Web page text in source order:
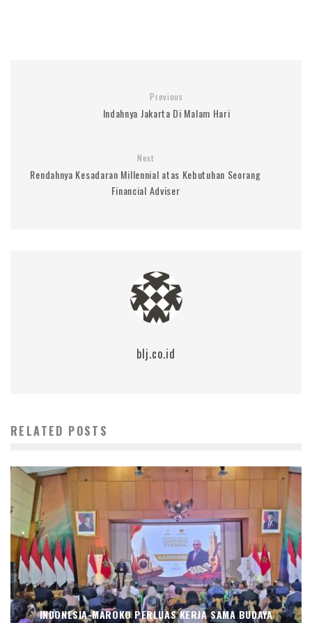
Previous
Indahnya Jakarta Di Malam Hari
Next
Rendahnya Kesadaran Millennial atas Kebutuhan Seorang
Financial Adviser
blj.co.id
RELATED POSTS
INDONESIA-MAROKO PERLUAS KERJA SAMA BUDAYA